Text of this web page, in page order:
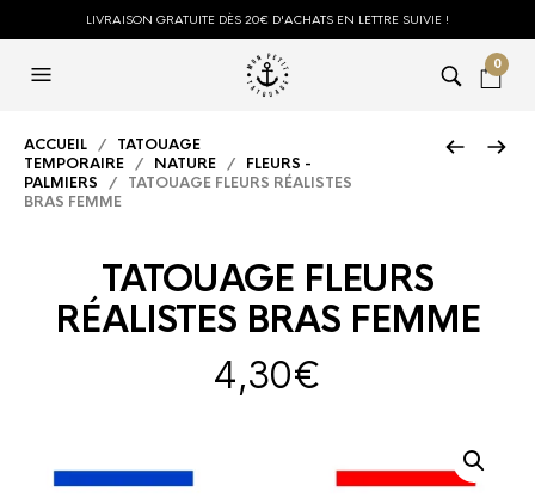
LIVRAISON GRATUITE DÈS 20€ D'ACHATS EN LETTRE SUIVIE !
0
ACCUEIL / TATOUAGE
TEMPORAIRE / NATURE / FLEURS -
PALMIERS / TATOUAGE FLEURS RÉALISTES
BRAS FEMME
TATOUAGE FLEURS
RÉALISTES BRAS FEMME
4,30€